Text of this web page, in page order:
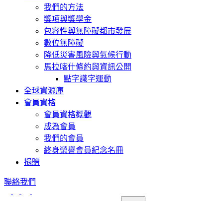
我們的方法
獎項與獎學金
包容性與無障礙都市發展
數位無障礙
降低災害風險與氣候行動
馬拉喀什條約與資訊公開
點字識字運動
全球資源庫
會員資格
會員資格概觀
成為會員
我們的會員
終身榮譽會員紀念名冊
捐贈
聯絡我們